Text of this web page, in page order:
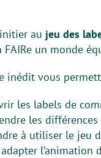
au jeu des
FAIRe un monde
inédit vous
les labels de
les
à utiliser le jeu